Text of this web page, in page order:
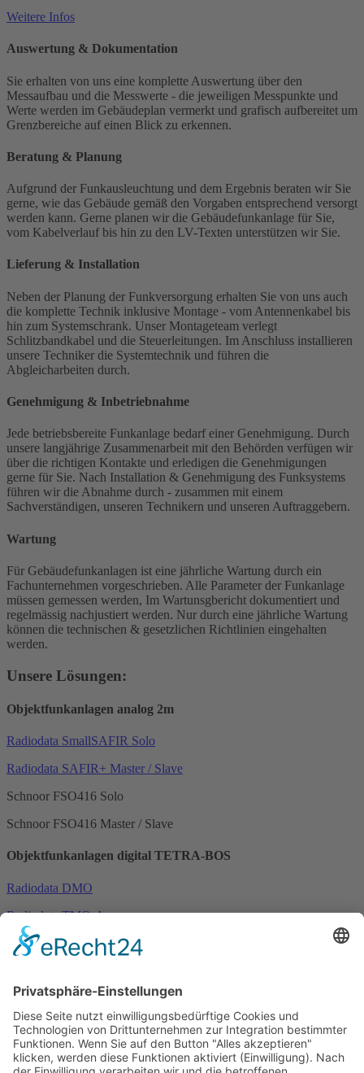
Weitere Infos
Auswertung & Dokumentation
Sie erhalten von uns eine komplette Auswertung über den
Messaufbau und die Messwerte - die jeweiligen Messpunkte und
Werte werden im Gebäudeplan vermerkt und grafisch aufbereitet um
Grenzbereiche auf einen Blick zu erkennen.
Beratung & Planung
Aufgrund der Funkausleuchtung und dem Ergebnis beraten wir Sie
gerne, wie das Gebäude gemäß den Vorgaben entsprechend versorgt
werden kann. Gerne planen wir die Gebäudefunkanlage für Sie,
vom Kabelverlauf bis hin zu den LV-Texten unterstützen wir Sie.
Lieferung & Installation
Neben der Planung der Funkversorgung erhalten Sie von uns auch
die komplette Technik inklusive Montage - vom Antennenkabel bis
hin zum Systemschrank. Unser Montageteam verlegt
Schlitzbandkabel und die Steuerleitungen. Im Anschluss installieren
unsere Techniker die Systemtechnik und führen die
Abgleicharbeiten durch.
Genehmigung & Inbetriebnahme
Jede betriebsbereite Funkanlage bedarf einer Genehmigung. Durch
unsere langjährige Zusammenarbeit mit den Behörden verfügen wir
über die richtigen Kontakte und erledigen die Genehmigungen
gerne für Sie. Nach Installation & Genehmigung des Funksystems
führen wir die Abnahme durch - zusammen mit einem
Sachverständigen, unseren Technikern und unseren Auftraggebern.
Wartung
Für Gebäudefunkanlagen ist eine jährliche Wartung durch ein
Fachunternehmen vorgeschrieben. Alle Parameter der Funkanlage
müssen gemessen werden, Im Wartunsgbericht dokumentiert und
regelmässig nachjustiert werden. Nur durch eine jährliche Wartung
können die technischen & gesetzlichen Richtlinien eingehalten
werden.
Unsere Lösungen:
Objektfunkanlagen analog 2m
Radiodata SmallSAFIR Solo
Radiodata SAFIR+ Master / Slave
Schnoor FSO416 Solo
Schnoor FSO416 Master / Slave
Objektfunkanlagen digital TETRA-BOS
Radiodata DMO
Radiodata TMO-A
Radiodata TMO Repeater
Schnoor TMO-A
Schnoor TMO Repeater
Startseite
Sitemap